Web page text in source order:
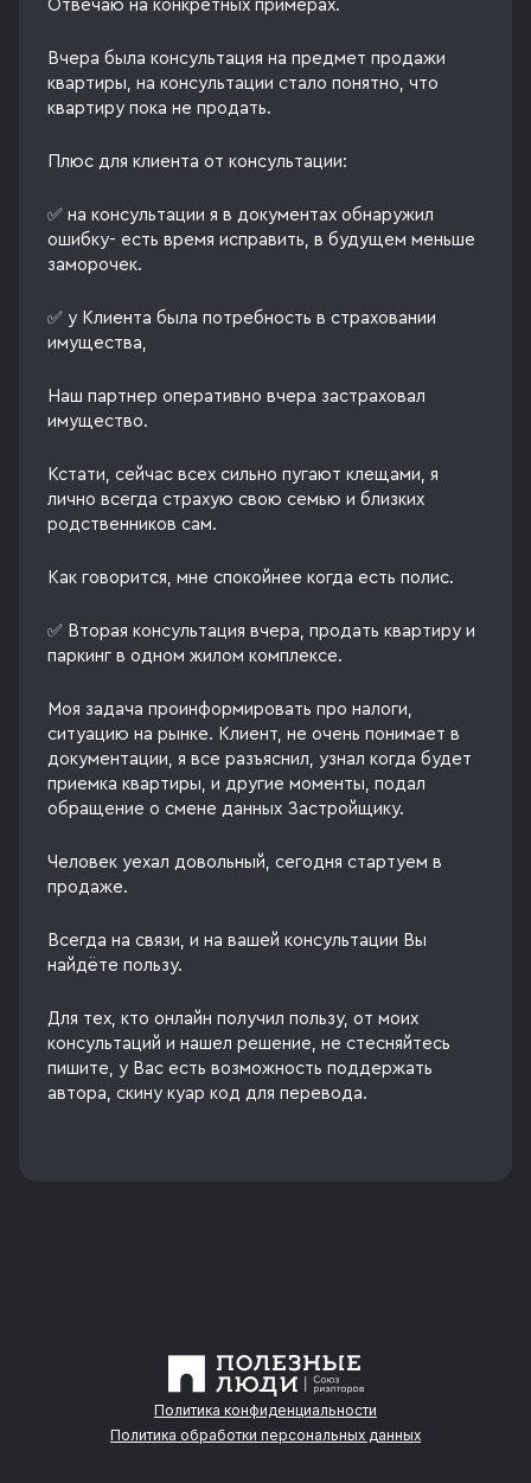
Отвечаю на конкретных примерах.
Вчера была консультация на предмет продажи
квартиры, на консультации стало понятно, что
квартиру пока не продать.
Плюс для клиента от консультации:
✅ на консультации я в документах обнаружил
ошибку- есть время исправить, в будущем меньше
заморочек.
✅ у Клиента была потребность в страховании
имущества,
Наш партнер оперативно вчера застраховал
имущество.
Кстати, сейчас всех сильно пугают клещами, я
лично всегда страхую свою семью и близких
родственников сам.
Как говорится, мне спокойнее когда есть полис.
✅ Вторая консультация вчера, продать квартиру и
паркинг в одном жилом комплексе.
Моя задача проинформировать про налоги,
ситуацию на рынке. Клиент, не очень понимает в
документации, я все разъяснил, узнал когда будет
приемка квартиры, и другие моменты, подал
обращение о смене данных Застройщику.
Человек уехал довольный, сегодня стартуем в
продаже.
Всегда на связи, и на вашей консультации Вы
найдёте пользу.
Для тех, кто онлайн получил пользу, от моих
консультаций и нашел решение, не стесняйтесь
пишите, у Вас есть возможность поддержать
автора, скину куар код для перевода.
Политика конфиденциальности
Политика обработки персональных данных